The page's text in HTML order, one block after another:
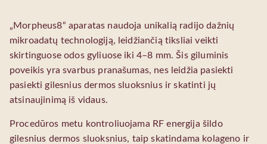
„Morpheus8“ aparatas naudoja unikalią radijo dažnių
mikroadatų technologiją, leidžiančią tiksliai veikti
skirtinguose odos gyliuose iki 4–8 mm. Šis giluminis
poveikis yra svarbus pranašumas, nes leidžia pasiekti
pasiekti gilesnius dermos sluoksnius ir skatinti jų
atsinaujinimą iš vidaus.
Procedūros metu kontroliuojama RF energija šildo
gilesnius dermos sluoksnius, taip skatindama kolageno ir